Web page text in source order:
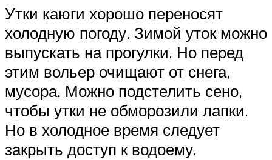
Утки каюги хорошо переносят
холодную погоду. Зимой уток можно
выпускать на прогулки. Но перед
этим вольер очищают от снега,
мусора. Можно подстелить сено,
чтобы утки не обморозили лапки.
Но в холодное время следует
закрыть доступ к водоему.